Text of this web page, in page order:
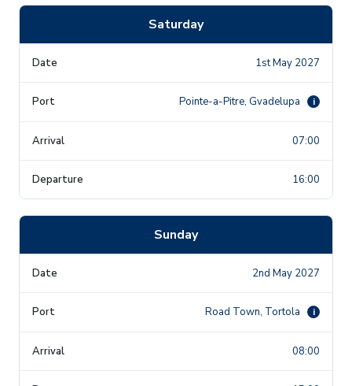
Saturday
1st May 2027
Pointe-a-Pitre, Gvadelupa i
07:00
16:00
Sunday
2nd May 2027
Road Town, Tortola i
08:00